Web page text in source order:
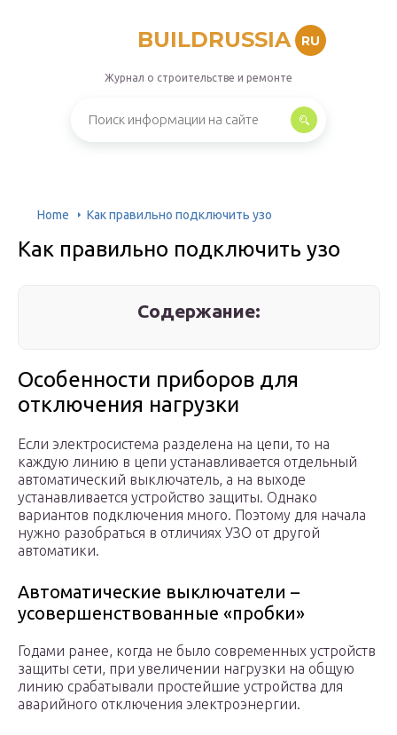
BUILDRUSSIA RU
Журнал о строительстве и ремонте
Home Как правильно подключить узо
Как правильно подключить узо
Содержание:
Особенности приборов для
отключения нагрузки
Если электросистема разделена на цепи, то на
каждую линию в цепи устанавливается отдельный
автоматический выключатель, а на выходе
устанавливается устройство защиты. Однако
вариантов подключения много. Поэтому для начала
нужно разобраться в отличиях УЗО от другой
автоматики.
Автоматические выключатели –
усовершенствованные «пробки»
Годами ранее, когда не было современных устройств
защиты сети, при увеличении нагрузки на общую
линию срабатывали простейшие устройства для
аварийного отключения электроэнергии.